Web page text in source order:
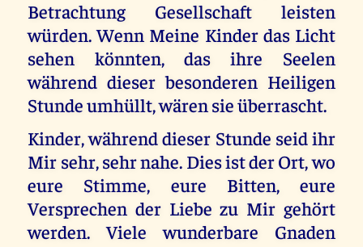
Betrachtung Gesellschaft leisten
würden. Wenn Meine Kinder das Licht
sehen könnten, das ihre Seelen
während dieser besonderen Heiligen
Stunde umhüllt, wären sie überrascht.
Kinder, während dieser Stunde seid ihr
Mir sehr, sehr nahe. Dies ist der Ort, wo
eure Stimme, eure Bitten, eure
Versprechen der Liebe zu Mir gehört
werden. Viele wunderbare Gnaden